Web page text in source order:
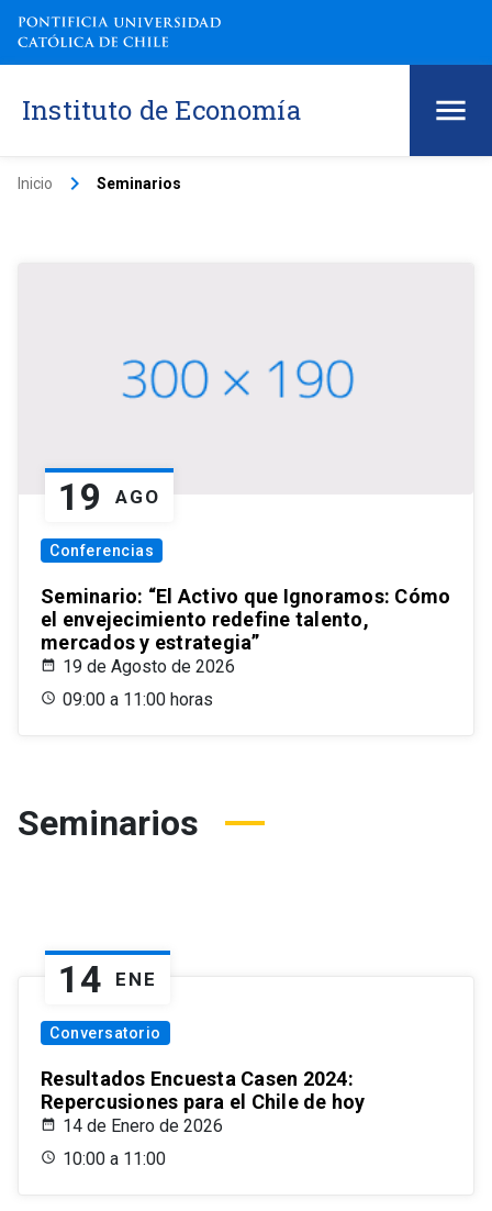
Instituto de Economía
Inicio keyboard_arrow_right Seminarios
19 AGO
Conferencias
Seminario: “El Activo que Ignoramos: Cómo
el envejecimiento redefine talento,
mercados y estrategia”
19 de Agosto de 2026
09:00 a 11:00 horas
Seminarios
14 ENE
Conversatorio
Resultados Encuesta Casen 2024:
Repercusiones para el Chile de hoy
14 de Enero de 2026
10:00 a 11:00